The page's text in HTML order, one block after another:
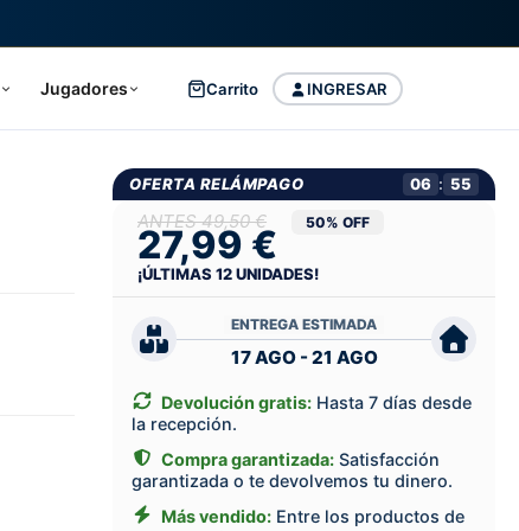
Jugadores INGRESAR
Carrito
OFERTA RELÁMPAGO 06 : 55
49,50 €
27,99 € 50% OFF
¡ÚLTIMAS12UNIDADES!
ENTREGA ESTIMADA
17 AGO - 21 AGO
Devolución gratis: Hasta 7 días desde
la recepción.
Compra garantizada: Satisfacción
garantizada o te devolvemos tu dinero.
Más vendido: Entre los productos de